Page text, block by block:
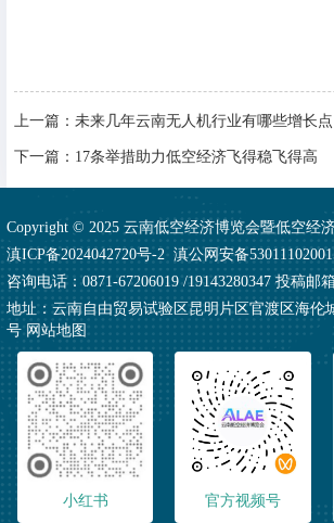
上一篇： 未来几年云南无人机行业有哪些增长点
下一篇： 17条举措助力低空经济飞得稳飞得高
Copyright © 2025 云南低空经济博览会暨低空经
滇ICP备2024042720号-2滇公网安备
咨询电话：0871-67206019 /19143280347 投稿邮
地址：云南自由贸易试验区昆明片区官渡区海伦
号网站地图
小红书 官方视频号